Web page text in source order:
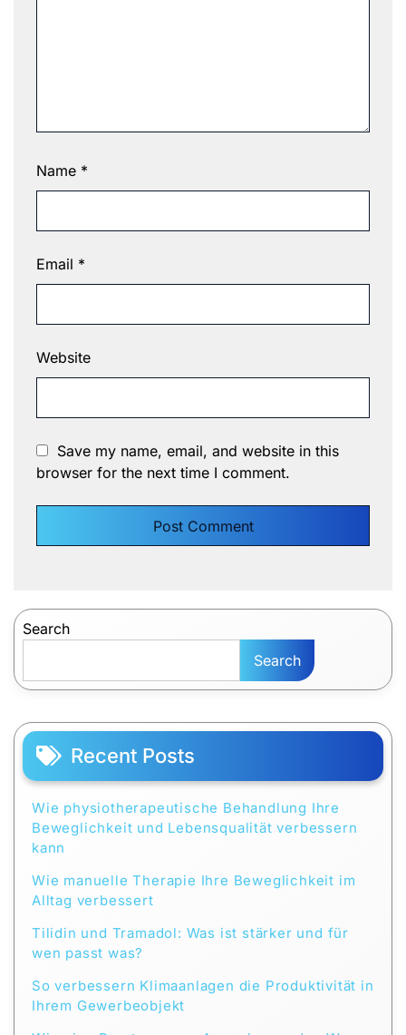
Name *
Email *
Website
Save my name, email, and website in this
browser for the next time I comment.
Search
Search
Recent Posts
Wie physiotherapeutische Behandlung Ihre
Beweglichkeit und Lebensqualität verbessern
kann
Wie manuelle Therapie Ihre Beweglichkeit im
Alltag verbessert
Tilidin und Tramadol: Was ist stärker und für
wen passt was?
So verbessern Klimaanlagen die Produktivität in
Ihrem Gewerbeobjekt